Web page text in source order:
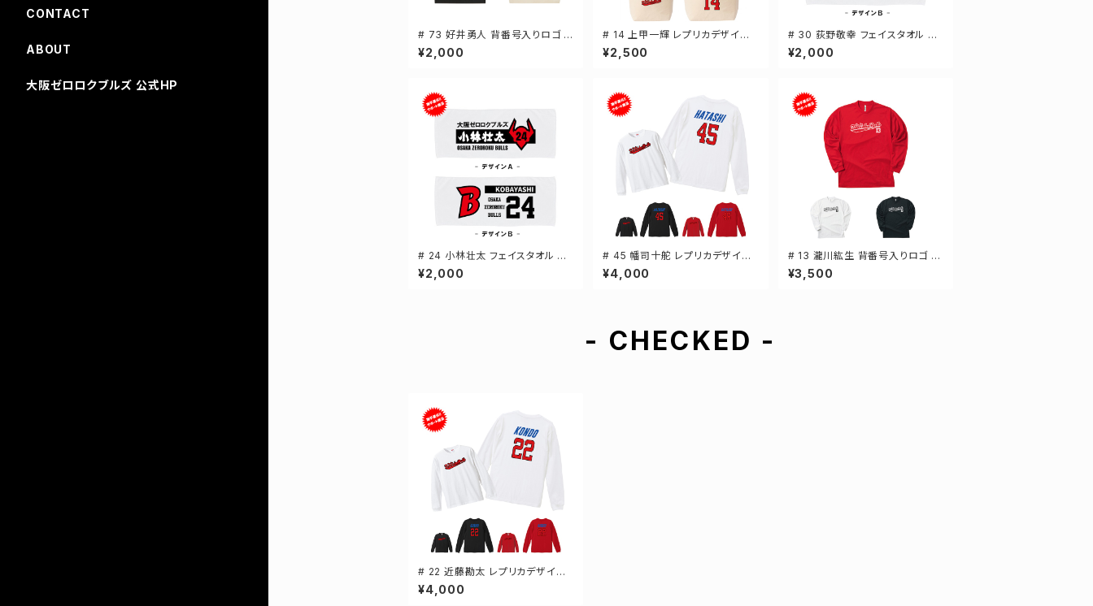
# 73 好井勇人 背番号入りロゴ キ
ャンバスサコッシュ 選手還元 2カ
ラー 001461
¥2,000
# 14 上甲一輝 レプリカデザイン
選手還元 キャンバストートバッグ 2
カラー MLサイズ 000778
¥2,500
# 30 荻野敬幸 フェイスタオル 選
手還元 2デザイン FT0144
¥2,000
# 24 小林壮太 フェイスタオル 選
手還元 2デザイン FT0144
¥2,000
# 45 幡司十舵 レプリカデザイン
3カラー 選手還元 長袖Tシャツ S
-XXLサイズ 501101
¥4,000
# 13 瀧川紘生 背番号入りロゴ ド
ライTシャツ 長袖 選手還元 3カラ
ー S-5Lサイズ 000304
¥3,500
- CHECKED -
# 22 近藤勘太 レプリカデザイン
3カラー 選手還元 長袖Tシャツ S
-XXLサイズ 501101
¥4,000
CONTACT
ABOUT
大阪ゼロロクブルズ 公式HP